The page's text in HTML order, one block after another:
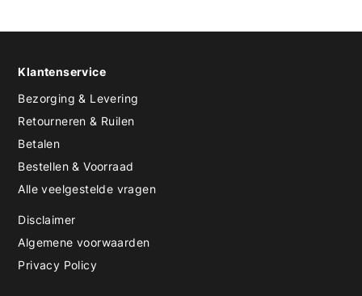
Klantenservice
Bezorging & Levering
Retourneren & Ruilen
Betalen
Bestellen & Voorraad
Alle veelgestelde vragen
Disclaimer
Algemene voorwaarden
Privacy Policy